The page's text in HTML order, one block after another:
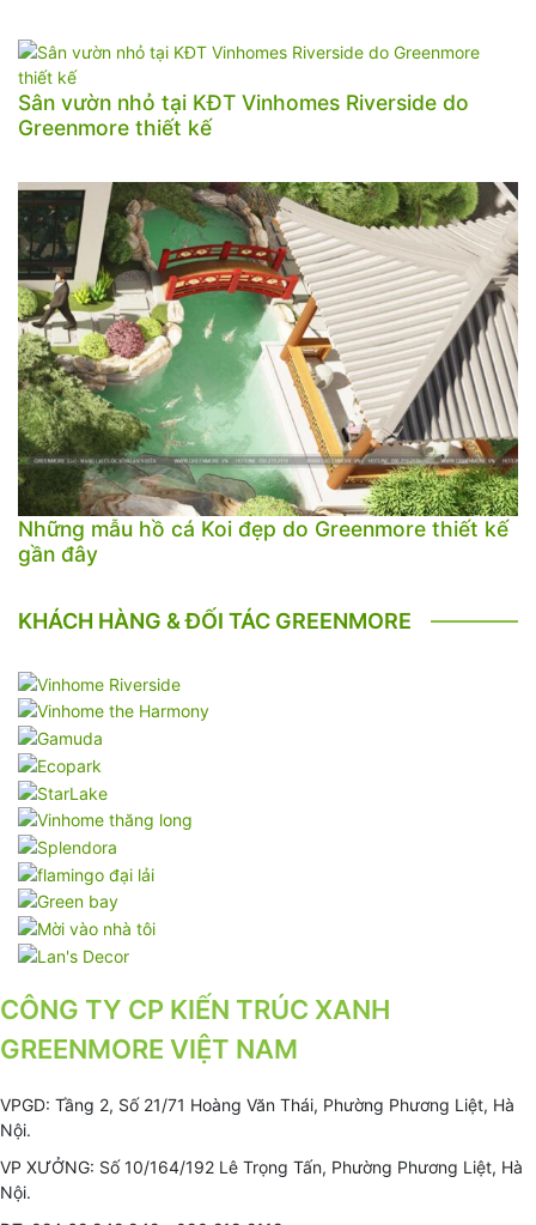
Sân vườn nhỏ tại KĐT Vinhomes Riverside do
Greenmore thiết kế
Những mẫu hồ cá Koi đẹp do Greenmore thiết kế
gần đây
KHÁCH HÀNG & ĐỐI TÁC GREENMORE
CÔNG TY CP KIẾN TRÚC XANH
GREENMORE VIỆT NAM
VPGD: Tầng 2, Số 21/71 Hoàng Văn Thái, Phường Phương Liệt, Hà
Nội.
VP XƯỞNG: Số 10/164/192 Lê Trọng Tấn, Phường Phương Liệt, Hà
Nội.